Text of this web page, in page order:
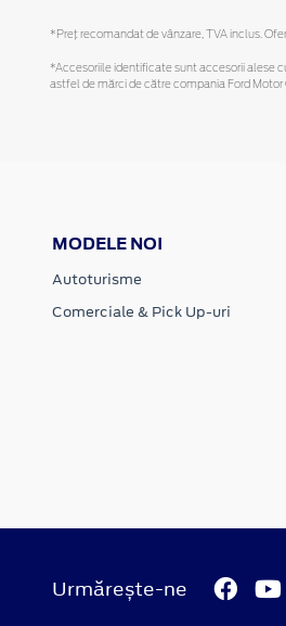
*Preţ recomandat de vânzare, TVA inclus.
*Accesoriile identificate sunt accesorii alese
astfel de mărci de către compania Ford
MODELE NOI
Autoturisme
Comerciale & Pick Up-uri
Urmărește-ne